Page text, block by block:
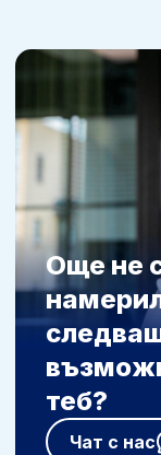
Още не
теб?
Чат с нас